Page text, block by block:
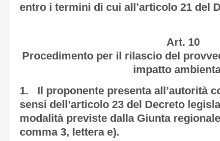
entro i termini di cui all’articolo 21 del
Art. 10
Procedimento per il rilascio del
impatto
1. Il proponente presenta all’autorità
sensi dell’articolo 23 del Decreto
modalità previste dalla Giunta
comma 3, lettera e).